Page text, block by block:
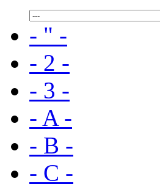
- " -
- 2 -
- 3 -
- A -
- B -
- C -